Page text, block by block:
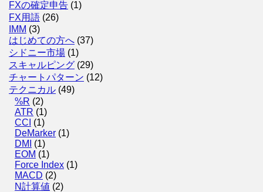
FXの確定申告 (1)
FX用語 (26)
IMM (3)
はじめての方へ (37)
シドニー市場 (1)
スキャルピング (29)
チャートパターン (12)
テクニカル (49)
%R (2)
ATR (1)
CCI (1)
DeMarker (1)
DMI
(1)
EOM (1)
Force Index (1)
MACD (2)
N計算値 (2)